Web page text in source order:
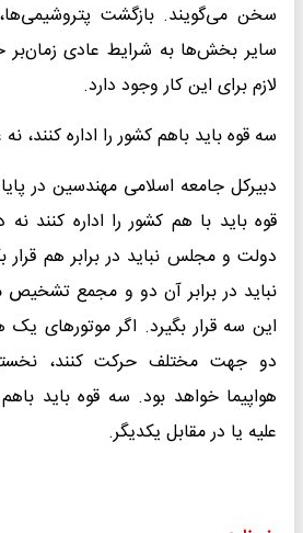
سخن می‌گویند. بازگشت
سایر بخش‌ها به شرایط عادی زمان‌بر
لازم برای این کار وجود دارد.
سه قوه باید باهم کشور را اداره کنند،
دبیرکل جامعه اسلامی مهندسین در
قوه باید با هم کشور را اداره کنند
دولت و مجلس نباید در برابر هم قرار
نباید در برابر آن دو و مجمع
این سه قرار بگیرد. اگر موتورهای یک
دو جهت مختلف حرکت کنند،
هواپیما خواهد بود. سه قوه باید باهم
علیه یا در مقابل یکدیگر.